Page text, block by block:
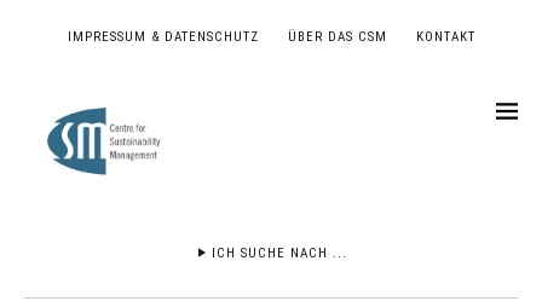
IMPRESSUM & DATENSCHUTZ ÜBER DAS CSM KONTAKT
ICH SUCHE NACH ...